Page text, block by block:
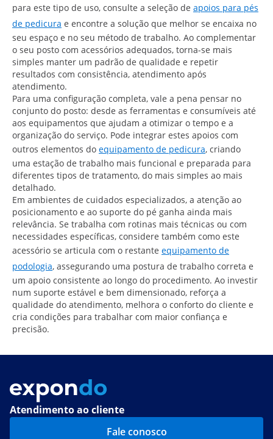
para este tipo de uso, consulte a seleção de apoios para pés
de pedicura e encontre a solução que melhor se encaixa no
seu espaço e no seu método de trabalho. Ao complementar
o seu posto com acessórios adequados, torna-se mais
simples manter um padrão de qualidade e repetir
resultados com consistência, atendimento após
atendimento.
Para uma configuração completa, vale a pena pensar no
conjunto do posto: desde as ferramentas e consumíveis até
aos equipamentos que ajudam a otimizar o tempo e a
organização do serviço. Pode integrar estes apoios com
outros elementos do equipamento de pedicura, criando
uma estação de trabalho mais funcional e preparada para
diferentes tipos de tratamento, do mais simples ao mais
detalhado.
Em ambientes de cuidados especializados, a atenção ao
posicionamento e ao suporte do pé ganha ainda mais
relevância. Se trabalha com rotinas mais técnicas ou com
necessidades específicas, considere também como este
acessório se articula com o restante equipamento de
podologia, assegurando uma postura de trabalho correta e
um apoio consistente ao longo do procedimento. Ao investir
num suporte estável e bem dimensionado, reforça a
qualidade do atendimento, melhora o conforto do cliente e
cria condições para trabalhar com maior confiança e
precisão.
Atendimento ao cliente
Fale conosco